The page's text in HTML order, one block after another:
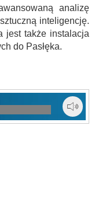
analizę
inteligencję.
jest także instalacja
do Pasłęka.